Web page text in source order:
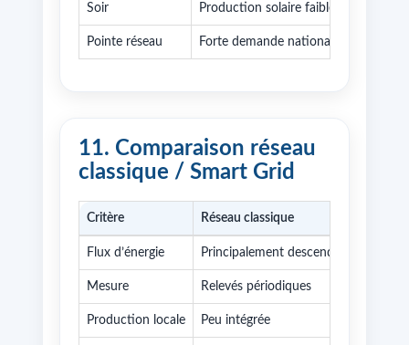
Soir Production solaire faible,
Pointe réseau Forte demande nationale
11. Comparaison réseau
classique / Smart Grid
Critère Réseau classique
Flux d’énergie Principalement descendant
Mesure Relevés périodiques
Production locale Peu intégrée